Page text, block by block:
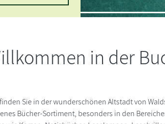
in der
Sie in der wunderschönen Altstadt von
Bücher-Sortiment, besonders in den